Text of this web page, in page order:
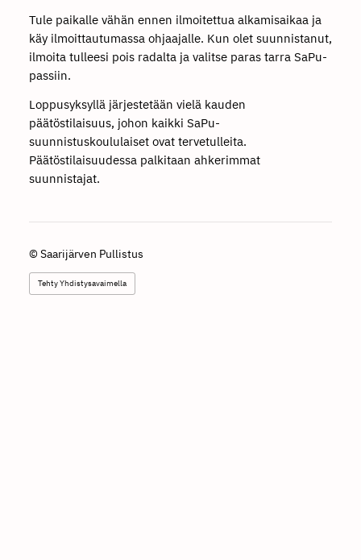
Tule paikalle vähän ennen ilmoitettua alkamisaikaa ja
käy ilmoittautumassa ohjaajalle. Kun olet suunnistanut,
ilmoita tulleesi pois radalta ja valitse paras tarra SaPu-
passiin.
Loppusyksyllä järjestetään vielä kauden
päätöstilaisuus, johon kaikki SaPu-
suunnistuskoululaiset ovat tervetulleita.
Päätöstilaisuudessa palkitaan ahkerimmat
suunnistajat.
© Saarijärven Pullistus
Tehty Yhdistysavaimella